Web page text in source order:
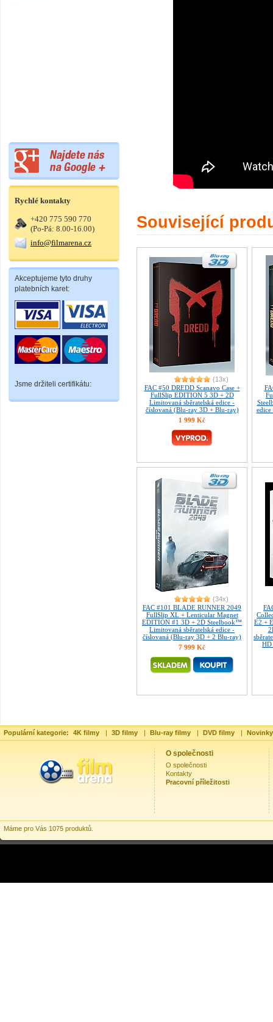
Rychlé kontakty
+420 775 590 770
(Po-Pá: 8.00-16.00)
info@filmarena.cz
Akceptujeme tyto druhy
platebních karet:
Jsme držiteli certifikátu:
Související
(13x)
FAC #50 DREDD Scanavo Case +
FullSlip EDITION 5 3D + 2D
Limitovaná sběratelská edice -
číslovaná (Blu-ray 3D + Blu-ray)
1 999 Kč
(34x)
FAC #101 BLADE RUNNER 2049
FullSlip XL + Lenticular Magnet
EDITION #1 3D + 2D Steelbook™
Limitovaná sběratelská edice -
číslovaná (Blu-ray 3D + 2 Blu-ray)
7 999 Kč
E2 +
HD
Populární kategorie: 4K filmy | 3D filmy | Blu-ray filmy | DVD filmy |
O společnosti
O společnosti
Kontakty
Pracovní příležitosti
Máme pro Vás 1075 produktů.